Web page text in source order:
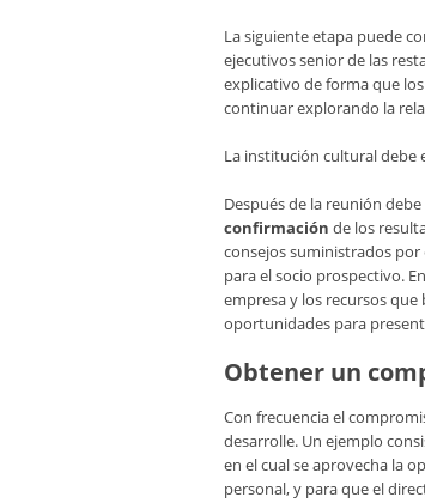
La siguiente etapa puede
ejecutivos senior de las
explicativo de forma que
continuar explorando la
La institución cultural debe
Después de la reunión
confirmación de los
consejos suministrados por
para el socio prospectivo.
empresa y los recursos
oportunidades para
Obtener un
Con frecuencia el
desarrolle. Un ejemplo
en el cual se aprovecha la
personal, y para que el